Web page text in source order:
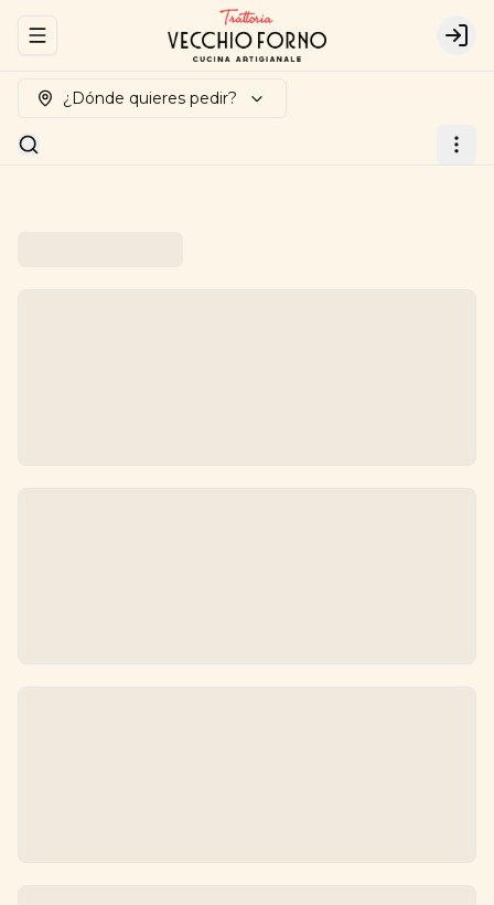
Abrir menu de navegación
¿Dónde quieres pedir?